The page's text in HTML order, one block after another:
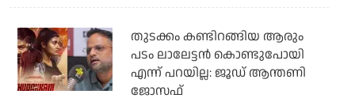
തുടക്കം കണ്ടിറങ്ങിയ ആരും
പടം ലാലേട്ടൻ കൊണ്ടുപോയി
എന്ന് പറയില്ല: ജൂഡ് ആന്തണി
ജോസഫ്